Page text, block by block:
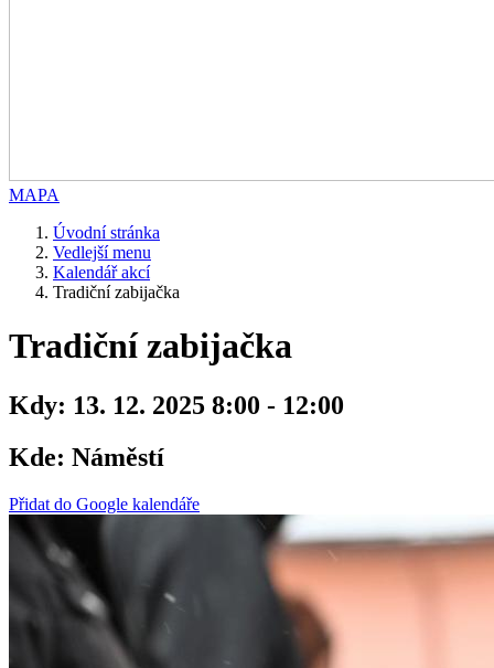
MAPA
Úvodní stránka
Vedlejší menu
Kalendář akcí
Tradiční zabijačka
Tradiční zabijačka
Kdy: 13. 12. 2025 8:00 - 12:00
Kde: Náměstí
Přidat do Google kalendáře